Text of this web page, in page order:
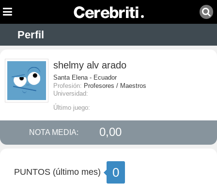
Perfil
shelmy alv arado
Santa Elena - Ecuador
Profesión: Profesores / Maestros
Universidad:
Último juego:
NOTA MEDIA: 0,00
PUNTOS (último mes) 0